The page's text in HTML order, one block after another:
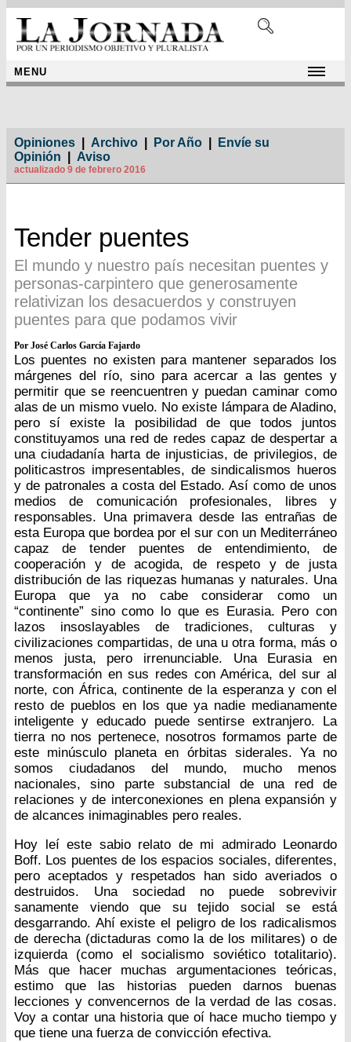
MENU
Opiniones Archivo Por Año
Envíe su
Opinión
Aviso
actualizado 9 de febrero 2016
Tender puentes
El mundo y nuestro país necesitan puentes y
personas-carpintero que generosamente
relativizan los desacuerdos y construyen
puentes para que podamos vivir
Por José Carlos García Fajardo
Los puentes no existen para mantener separados los
márgenes del río, sino para acercar a las gentes y
permitir que se reencuentren y puedan caminar como
alas de un mismo vuelo. No existe lámpara de Aladino,
pero sí existe la posibilidad de que todos juntos
constituyamos una red de redes capaz de despertar a
una ciudadanía harta de injusticias, de privilegios, de
politicastros impresentables, de sindicalismos hueros
y de patronales a costa del Estado. Así como de unos
medios de comunicación profesionales, libres y
responsables. Una primavera desde las entrañas de
esta Europa que bordea por el sur con un Mediterráneo
capaz de tender puentes de entendimiento, de
cooperación y de acogida, de respeto y de justa
distribución de las riquezas humanas y naturales. Una
Europa que ya no cabe considerar como un
“continente” sino como lo que es Eurasia. Pero con
lazos insoslayables de tradiciones, culturas y
civilizaciones compartidas, de una u otra forma, más o
menos justa, pero irrenunciable. Una Eurasia en
transformación en sus redes con América, del sur al
norte, con África, continente de la esperanza y con el
resto de pueblos en los que ya nadie medianamente
inteligente y educado puede sentirse extranjero. La
tierra no nos pertenece, nosotros formamos parte de
este minúsculo planeta en órbitas siderales. Ya no
somos ciudadanos del mundo, mucho menos
nacionales, sino parte substancial de una red de
relaciones y de interconexiones en plena expansión y
de alcances inimaginables pero reales.
Hoy leí este sabio relato de mi admirado Leonardo
Boff. Los puentes de los espacios sociales, diferentes,
pero aceptados y respetados han sido averiados o
destruidos. Una sociedad no puede sobrevivir
sanamente viendo que su tejido social se está
desgarrando. Ahí existe el peligro de los radicalismos
de derecha (dictaduras como la de los militares) o de
izquierda (como el socialismo soviético totalitario).
Más que hacer muchas argumentaciones teóricas,
estimo que las historias pueden darnos buenas
lecciones y convencernos de la verdad de las cosas.
Voy a contar una historia que oí hace mucho tiempo y
que tiene una fuerza de convicción efectiva.